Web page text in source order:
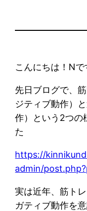
こんにちは！Nで
先日ブログで、
ジティブ動作）
作）という2つの
た
https://
admin/
実は近年、筋ト
ガティブ動作を